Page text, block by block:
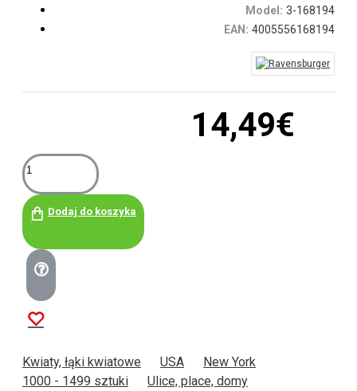
14,49€
Model: 3-168194
EAN: 4005556168194
Dodaj do koszyka
Kwiaty, łąki kwiatowe USA
New York
1000 - 1499 sztuki
Ulice, place, domy